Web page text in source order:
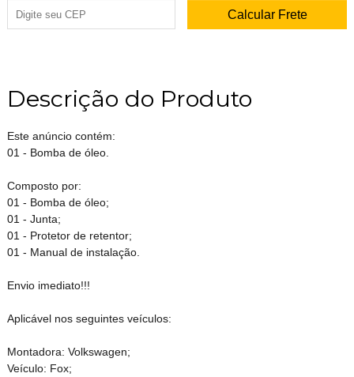
Descrição do Produto
Este anúncio contém:
01 - Bomba de óleo.
Composto por:
01 - Bomba de óleo;
01 - Junta;
01 - Protetor de retentor;
01 - Manual de instalação.
Envio imediato!!!
Aplicável nos seguintes veículos:
Montadora: Volkswagen;
Veículo: Fox;